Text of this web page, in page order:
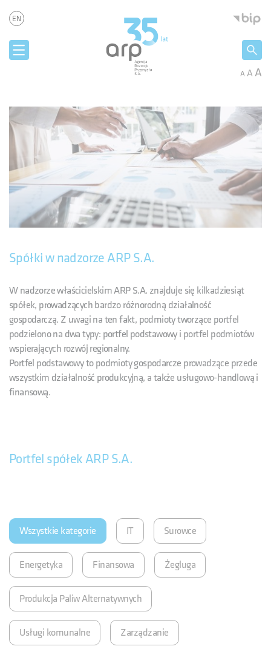
EN
AAA
Spółki w nadzorze ARP S.A.
W nadzorze właścicielskim ARP S.A. znajduje się kilkadziesiąt
spółek, prowadzących bardzo różnorodną działalność
gospodarczą. Z uwagi na ten fakt, podmioty tworzące portfel
podzielono na dwa typy: portfel podstawowy i portfel podmiotów
wspierających rozwój regionalny.
Portfel podstawowy to podmioty gospodarcze prowadzące przede
wszystkim działalność produkcyjną, a także usługowo-handlową i
finansową.
Portfel spółek ARP S.A.
Wszystkie kategorie IT Surowce
Energetyka Finansowa Żegluga
Produkcja Paliw Alternatywnych
Usługi komunalne Zarządzanie